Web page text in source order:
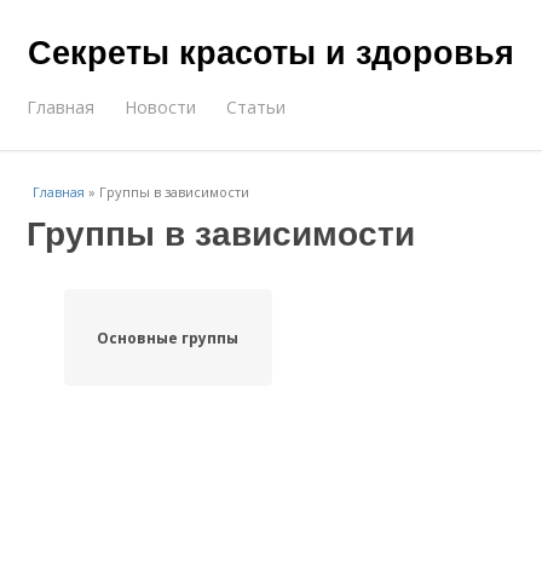
Секреты красоты и здоровья
Главная Новости Статьи
Главная » Группы в зависимости
Группы в зависимости
Основные группы